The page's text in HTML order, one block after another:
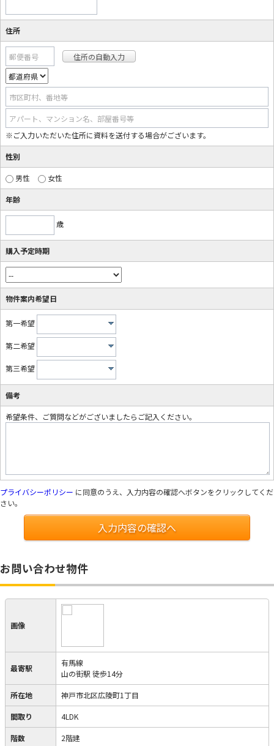
住所
郵便番号
市区町村、番地等
アパート、マンション名、部屋番号等
※ご入力いただいた住所に資料を送付する場合がございます。
性別
男性 女性
年齢
歳
購入予定時期
物件案内希望日
第一希望
第二希望
第三希望
備考
希望条件、ご質問などがございましたらご記入ください。
プライバシーポリシー に同意のうえ、入力内容の確認へボタンをクリックしてくだ
さい。
入力内容の確認へ
お問い合わせ物件
画像
最寄駅
有馬線
山の街駅 徒歩14分
所在地 神戸市北区広陵町1丁目
間取り 4LDK
階数 2階建